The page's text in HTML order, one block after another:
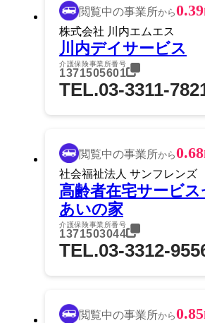
閲覧中の事業所から0.39
株式会社 川内エムエス
川内デイサービス
介護保険事業所番号
1371505601
TEL.03-3311-
閲覧中の事業所から0.68
社会福祉法人 サンフレンズ
高齢者在宅サービ
あいの家
介護保険事業所番号
1371503044
TEL.03-3312-
閲覧中の事業所から0.85